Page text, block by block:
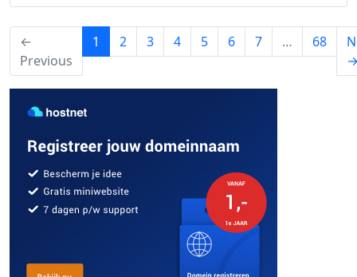
←
Previous
1 (current)
2 3 4 5 6 7 … 68